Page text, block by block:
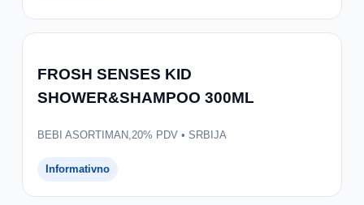
FROSH SENSES KID
SHOWER&SHAMPOO 300ML
BEBI ASORTIMAN,20% PDV • SRBIJA
Informativno